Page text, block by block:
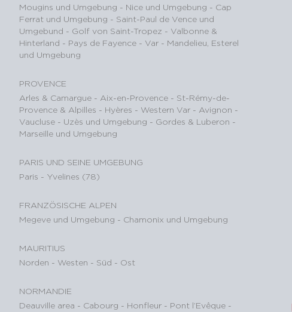
Mougins und Umgebung - Nice und Umgebung - Cap
Ferrat und Umgebung - Saint-Paul de Vence und
Umgebund - Golf von Saint-Tropez - Valbonne &
Hinterland - Pays de Fayence - Var - Mandelieu, Esterel
und Umgebung
PROVENCE
Arles & Camargue - Aix-en-Provence - St-Rémy-de-
Provence & Alpilles - Hyères - Western Var - Avignon -
Vaucluse - Uzès und Umgebung - Gordes & Luberon -
Marseille und Umgebung
PARIS UND SEINE UMGEBUNG
Paris - Yvelines (78)
FRANZÖSISCHE ALPEN
Megeve und Umgebung - Chamonix und Umgebung
MAURITIUS
Norden - Westen - Süd - Ost
NORMANDIE
Deauville area - Cabourg - Honfleur - Pont l’Evêque -